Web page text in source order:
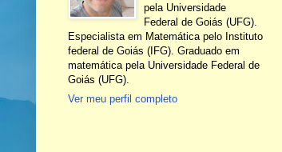
pela Universidade
Federal de Goiás (UFG).
Especialista em Matemática pelo Instituto
federal de Goiás (IFG). Graduado em
matemática pela Universidade Federal de
Goiás (UFG).
Ver meu perfil completo